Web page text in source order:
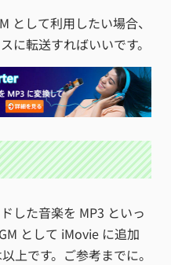
として利用したい場合、
に転送すればいいです。
した音楽を MP3 といっ
として iMovie に追加
上です。ご参考までに。